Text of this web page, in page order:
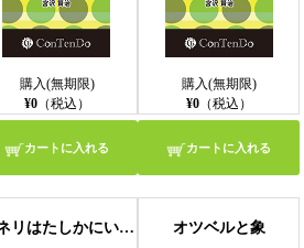
購入(無期限)
¥0（税込）
カートに入れる
購入(無期限)
¥0（税込）
カートに入れる
タネリはたしかにいちにち噛んでいたようだった オツベルと象